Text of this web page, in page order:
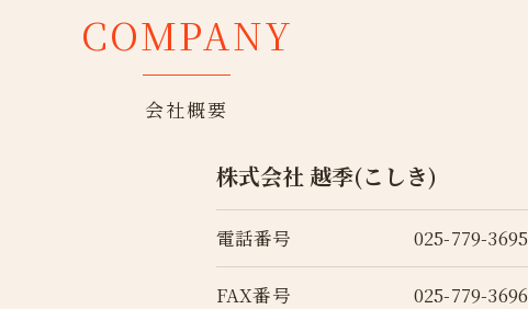
会社概要
COMPANY
株式会社 越季(こしき)
電話番号 025-779-3695
FAX番号 025-779-3696